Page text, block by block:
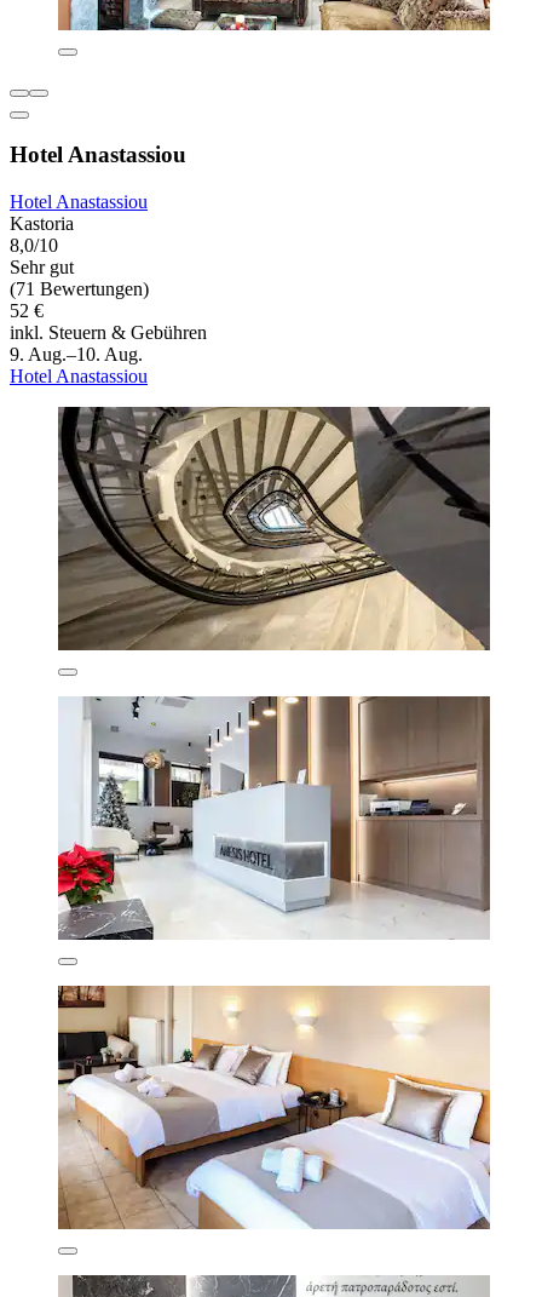
Hotel Anastassiou
Hotel Anastassiou
Kastoria
8,0/10
Sehr gut
(71 Bewertungen)
52 €
inkl. Steuern & Gebühren
9. Aug.–10. Aug.
Hotel Anastassiou